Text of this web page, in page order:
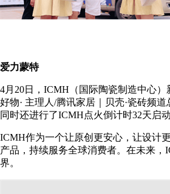
爱力蒙特
4月20日，ICMH（国际陶瓷制造中心
好物· 主理人/腾讯家居｜贝壳·瓷砖频
同时还进行了ICMH点火倒计时32天启
ICMH作为一个让原创更安心，让设计
产品，持续服务全球消费者。在未来
界。